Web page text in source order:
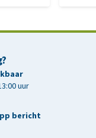
uur
bericht